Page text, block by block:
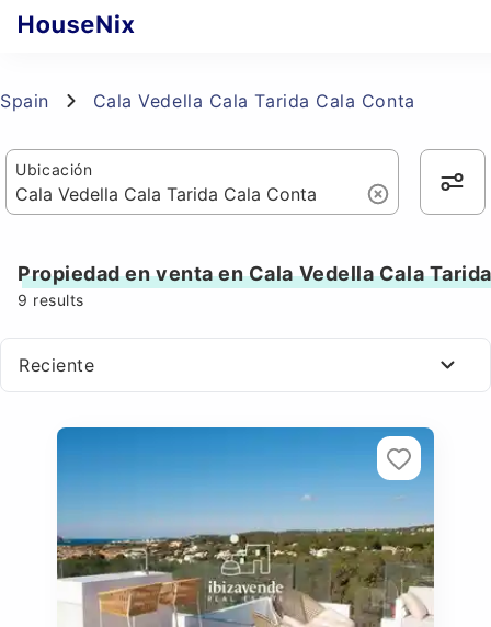
Spain Cala Vedella Cala Tarida Cala Conta
Ubicación
Propiedad en venta en Cala Vedella Cala
9 results
Reciente